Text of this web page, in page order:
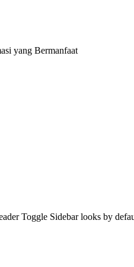
yang Bermanfaat
Toggle Sidebar looks by